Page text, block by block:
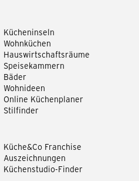
Kücheninseln
Wohnküchen
Hauswirtschaftsräume
Speisekammern
Bäder
Wohnideen
Online Küchenplaner
Stilfinder
Küche&Co Franchise
Auszeichnungen
Küchenstudio-Finder